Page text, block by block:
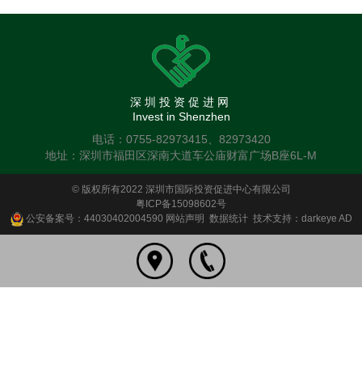
深圳投资促进网
Invest in Shenzhen
电话：0755-82973415、82973420
地址：深圳市福田区深南大道车公庙财富广场B座6L-M
© 版权所有2022 深圳市国际投资促进中心有限公司
粤ICP备15098602号
公安备案号：44030402004590 网站声明 数据统计 技术支持：darkeye AD